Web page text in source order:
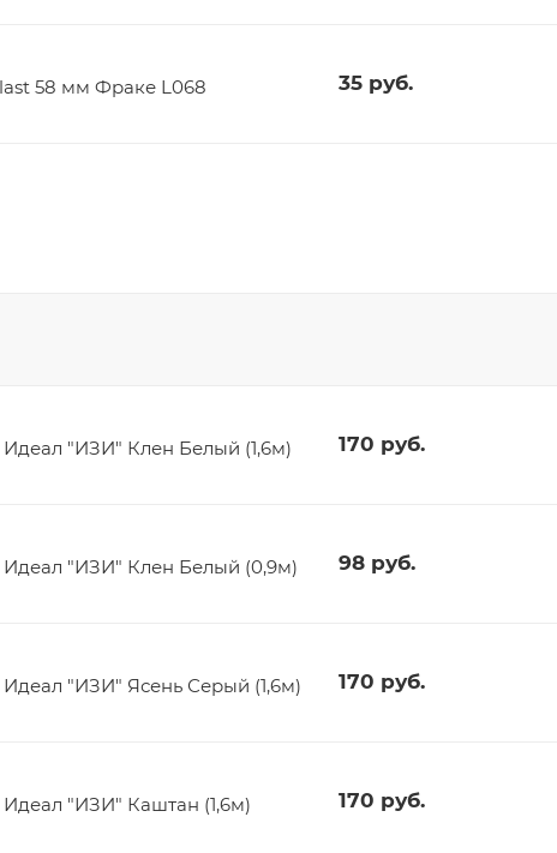
58 мм Фраке L068 35руб.
"ИЗИ" Клен Белый (1,6м) 170 руб.
"ИЗИ" Клен Белый (0,9м) 98руб.
"ИЗИ" Ясень Серый (1,6м) 170 руб.
"ИЗИ" Каштан (1,6м) 170 руб.